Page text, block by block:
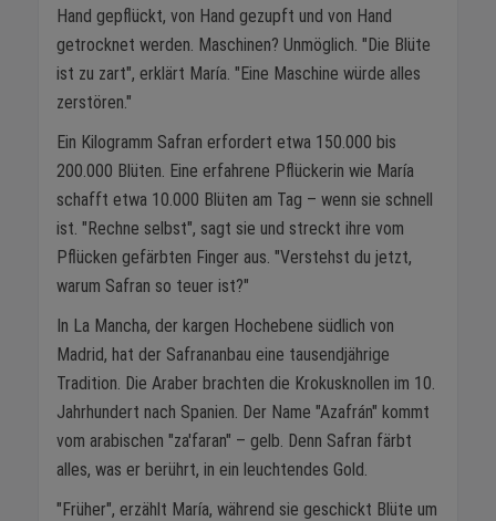
Hand gepflückt, von Hand gezupft und von Hand
getrocknet werden. Maschinen? Unmöglich. "Die Blüte
ist zu zart", erklärt María. "Eine Maschine würde alles
zerstören."
Ein Kilogramm Safran erfordert etwa 150.000 bis
200.000 Blüten. Eine erfahrene Pflückerin wie María
schafft etwa 10.000 Blüten am Tag – wenn sie schnell
ist. "Rechne selbst", sagt sie und streckt ihre vom
Pflücken gefärbten Finger aus. "Verstehst du jetzt,
warum Safran so teuer ist?"
In La Mancha, der kargen Hochebene südlich von
Madrid, hat der Safrananbau eine tausendjährige
Tradition. Die Araber brachten die Krokusknollen im 10.
Jahrhundert nach Spanien. Der Name "Azafrán" kommt
vom arabischen "za'faran" – gelb. Denn Safran färbt
alles, was er berührt, in ein leuchtendes Gold.
"Früher", erzählt María, während sie geschickt Blüte um